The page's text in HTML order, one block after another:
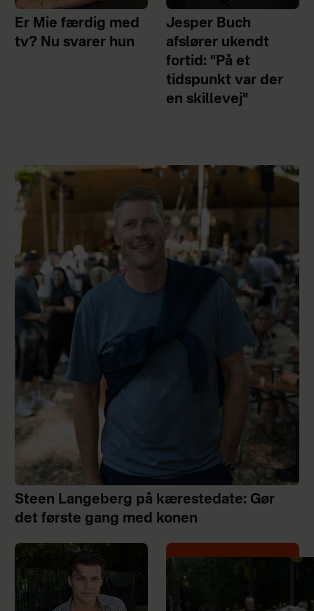
Er Mie færdig med
tv? Nu svarer hun
Jesper Buch
afslører ukendt
fortid: "På et
tidspunkt var der
en skillevej"
Steen Langeberg på kærestedate: Gør
det første gang med konen